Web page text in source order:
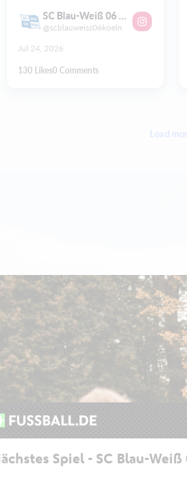
SC Blau-Weiß 06 Köln e.V.
@scblauweiss06koeln
Jul 24, 2026
130 Likes0 Comments
Load